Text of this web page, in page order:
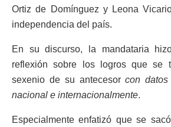
Ortiz de Domínguez y Leona
independencia del país.
En su discurso, la mandataria
reflexión sobre los logros que se
sexenio de su antecesorcon datos
nacional e internacionalmente.
Especialmente enfatizó que se